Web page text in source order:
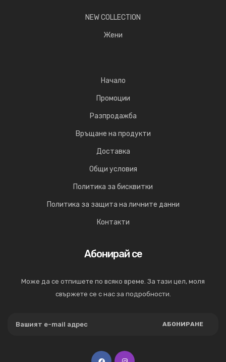
NEW COLLECTION
Жени
Начало
Промоции
Разпродажба
Връщане на продукти
Доставка
Общи условия
Политика за бисквитки
Политика за защита на личните данни
Контакти
Абонирай се
Може да се отпишете по всяко време. За тази цел, моля
свържете се с нас за подробности.
АБОНИРАНЕ